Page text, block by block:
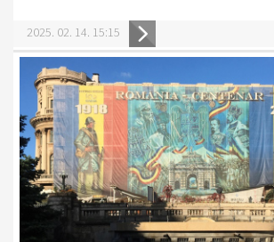
2025. 02. 14. 15:15